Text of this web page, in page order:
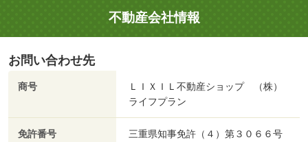
不動産会社情報
お問い合わせ先
商号
ＬＩＸＩＬ不動産ショップ （株）
ライフプラン
免許番号 三重県知事免許（４）第３０６６号